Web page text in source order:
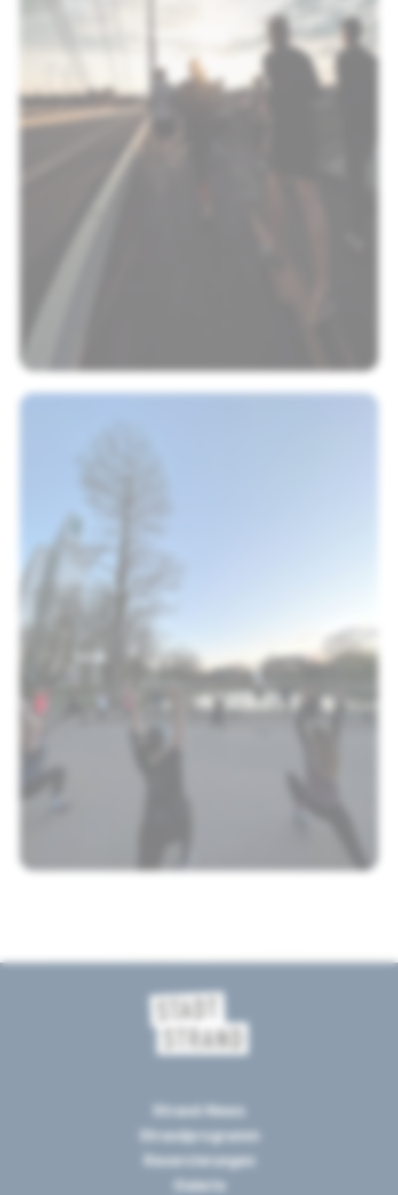
Strand-News
Strandprogramm
Reservierungen
Galerie